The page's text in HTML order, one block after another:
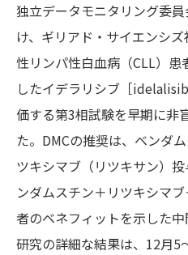
独立データモニタリング委
け、ギリアド・サイエンシ
性リンパ性白血病（CLL）
したイデラリシブ［
価する第3相試験を早期に非
た。DMCの推奨は、ベンダ
ツキシマブ（リツキサン）
ンダムスチン＋リツキシマ
者のベネフィットを示した
研究の詳細な結果は、12月5